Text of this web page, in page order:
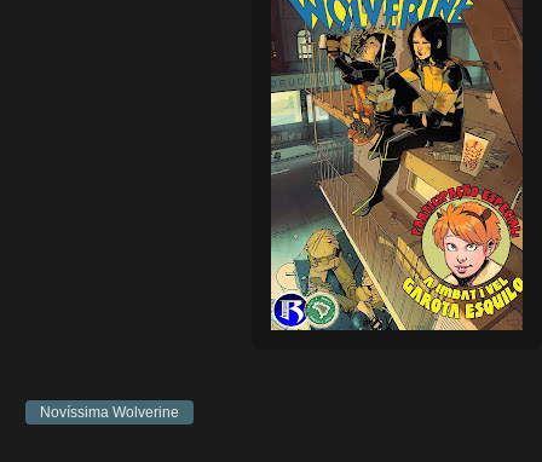
Novíssima Wolverine